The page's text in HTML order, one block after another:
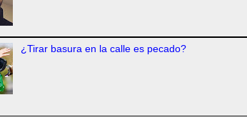
¿Tirar basura en la calle es pecado?